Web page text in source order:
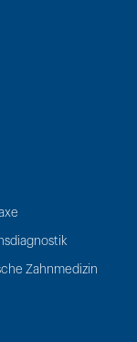
Zahnmedizin